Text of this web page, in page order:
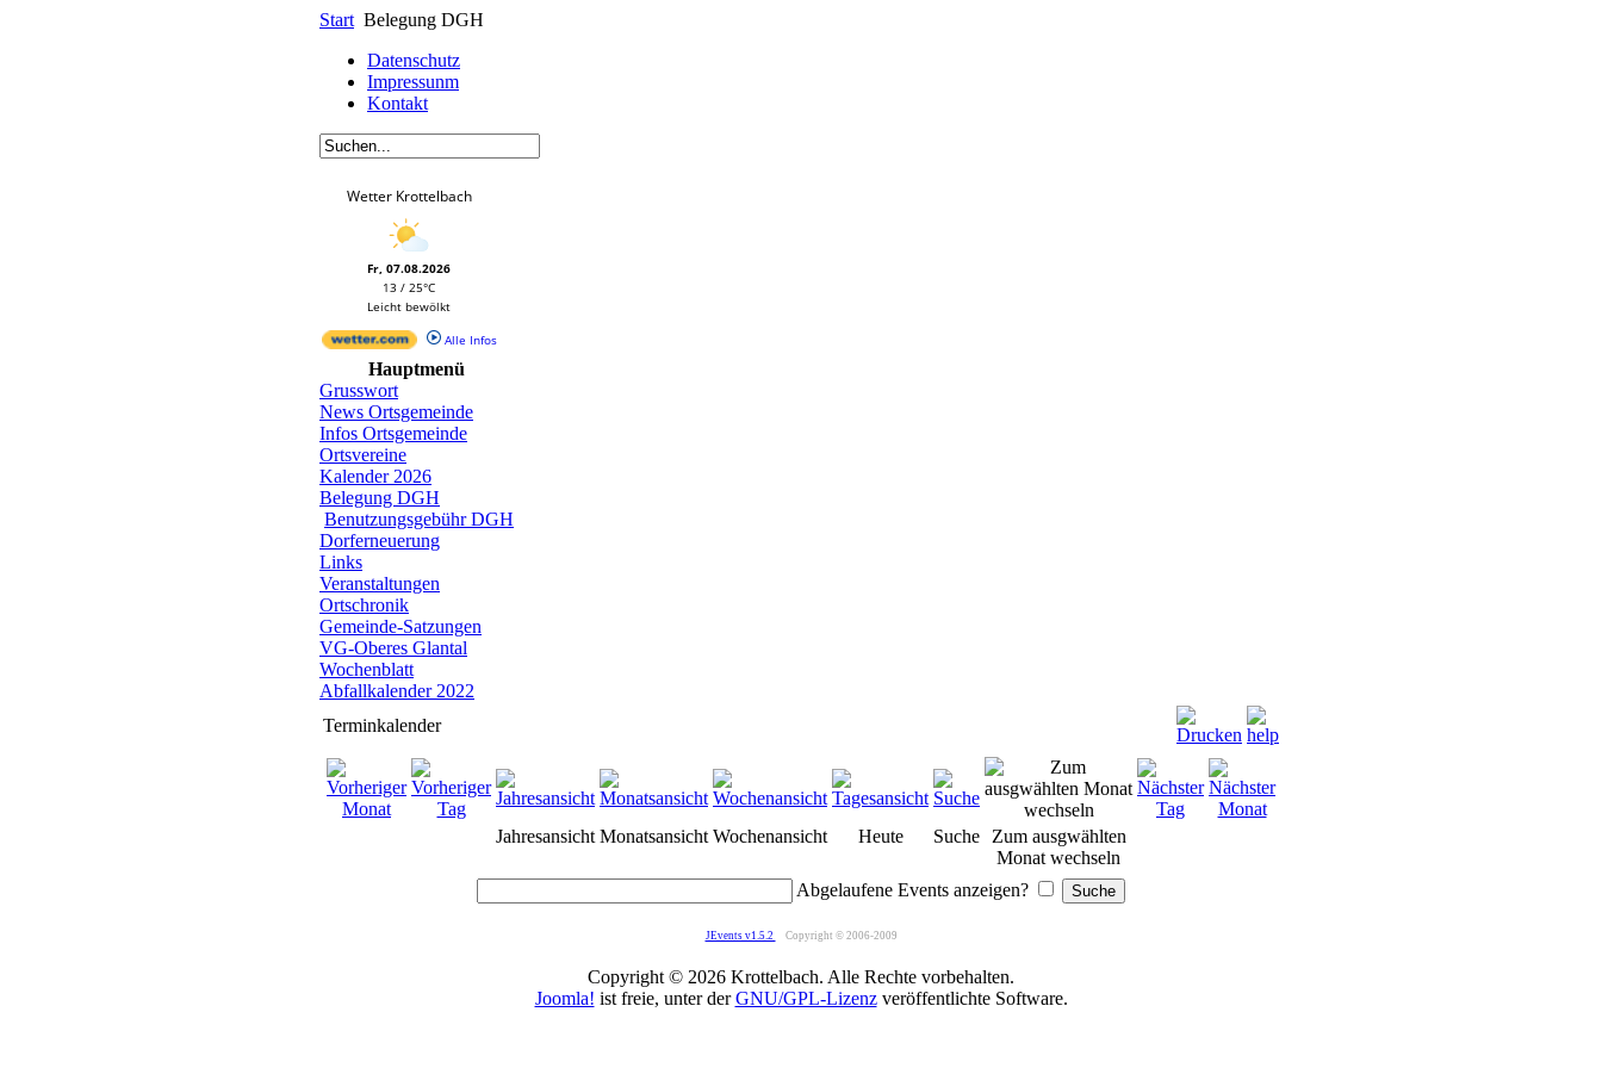
Start Belegung DGH
Datenschutz
Impressunm
Kontakt
Wetter Krottelbach
Fr, 07.08.2026
13 / 25°C
Leicht bewölkt
Alle Infos
Hauptmenü
Grusswort
News Ortsgemeinde
Infos Ortsgemeinde
Ortsvereine
Kalender 2026
Belegung DGH
Benutzungsgebühr DGH
Dorferneuerung
Links
Veranstaltungen
Ortschronik
Gemeinde-Satzungen
VG-Oberes Glantal
Wochenblatt
Abfallkalender 2022
Terminkalender
Jahresansicht Monatsansicht Wochenansicht Heute Suche
Zum ausgwählten
Monat wechseln
Abgelaufene Events anzeigen?
JEvents v1.5.2 Copyright © 2006-2009
Copyright © 2026 Krottelbach. Alle Rechte vorbehalten.
Joomla! ist freie, unter derGNU/GPL-Lizenzveröffentlichte Software.